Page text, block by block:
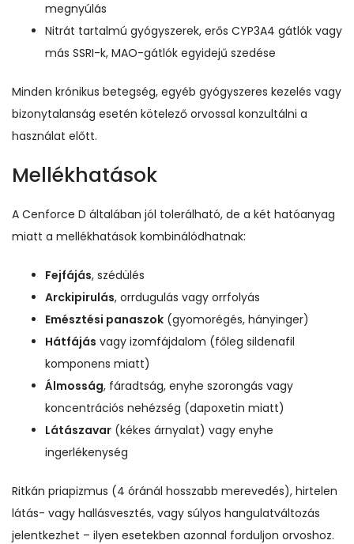
megnyúlás
Nitrát tartalmú gyógyszerek, erős CYP3A4 gátlók vagy
más SSRI-k, MAO-gátlók egyidejű szedése
Minden krónikus betegség, egyéb gyógyszeres kezelés vagy
bizonytalanság esetén kötelező orvossal konzultálni a
használat előtt.
Mellékhatások
A Cenforce D általában jól tolerálható, de a két hatóanyag
miatt a mellékhatások kombinálódhatnak:
Fejfájás, szédülés
Arckipirulás, orrdugulás vagy orrfolyás
Emésztési panaszok (gyomorégés, hányinger)
Hátfájás vagy izomfájdalom (főleg sildenafil
komponens miatt)
Álmosság, fáradtság, enyhe szorongás vagy
koncentrációs nehézség (dapoxetin miatt)
Látászavar (kékes árnyalat) vagy enyhe
ingerlékenység
Ritkán priapizmus (4 óránál hosszabb merevedés), hirtelen
látás- vagy hallásvesztés, vagy súlyos hangulatváltozás
jelentkezhet – ilyen esetekben azonnal forduljon orvoshoz.